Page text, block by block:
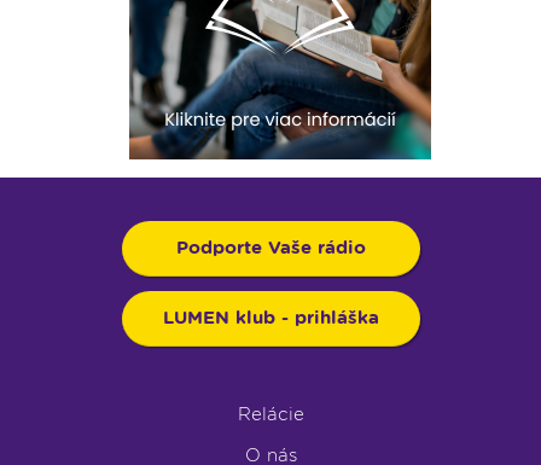
Podporte Vaše rádio
LUMEN klub - prihláška
Relácie
O nás